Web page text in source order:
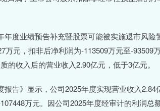
度业绩预告补充暨股票可能被实施退市风险
万元，扣非后净利润为-113509万元至-93509
收入后的营业收入2.90亿元，低于3亿元。
告》显示，公司2025年度实现营业收入2.84
万元。因公司2025年度经审计的利润总